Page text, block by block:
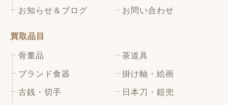
お知らせ＆ブログ お問い合わせ
買取品目
骨董品 茶道具
ブランド食器 掛け軸・絵画
古銭・切手 日本刀・鎧兜